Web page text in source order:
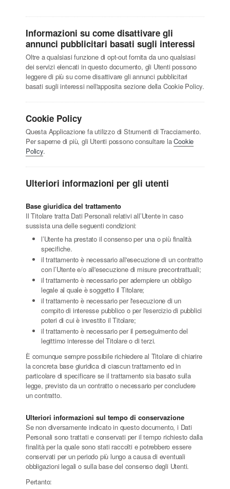
Informazioni su come disattivare gli
annunci pubblicitari basati sugli interessi
Oltre a qualsiasi funzione di opt-out fornita da uno qualsiasi
dei servizi elencati in questo documento, gli Utenti possono
leggere di più su come disattivare gli annunci pubblicitari
basati sugli interessi nell'apposita sezione della Cookie Policy.
Cookie Policy
Questa Applicazione fa utilizzo di Strumenti di Tracciamento.
Per saperne di più, gli Utenti possono consultare laCookie
Policy.
Ulteriori informazioni per gli utenti
Base giuridica del trattamento
Il Titolare tratta Dati Personali relativi all’Utente in caso
sussista una delle seguenti condizioni:
l’Utente ha prestato il consenso per una o più finalità
specifiche.
il trattamento è necessario all'esecuzione di un contratto
con l’Utente e/o all'esecuzione di misure precontrattuali;
il trattamento è necessario per adempiere un obbligo
legale al quale è soggetto il Titolare;
il trattamento è necessario per l'esecuzione di un
compito di interesse pubblico o per l'esercizio di pubblici
poteri di cui è investito il Titolare;
il trattamento è necessario per il perseguimento del
legittimo interesse del Titolare o di terzi.
È comunque sempre possibile richiedere al Titolare di chiarire
la concreta base giuridica di ciascun trattamento ed in
particolare di specificare se il trattamento sia basato sulla
legge, previsto da un contratto o necessario per concludere
un contratto.
Ulteriori informazioni sul tempo di conservazione
Se non diversamente indicato in questo documento, i Dati
Personali sono trattati e conservati per il tempo richiesto dalla
finalità per la quale sono stati raccolti e potrebbero essere
conservati per un periodo più lungo a causa di eventuali
obbligazioni legali o sulla base del consenso degli Utenti.
Pertanto: